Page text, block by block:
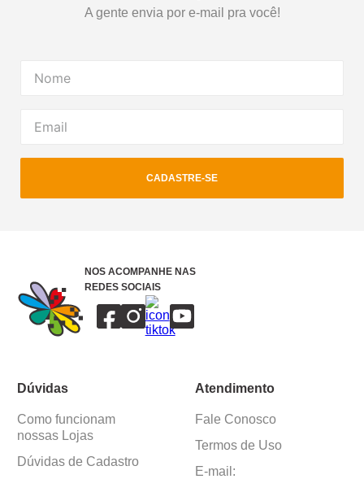
A gente envia por e-mail pra você!
CADASTRE-SE
NOS ACOMPANHE NAS
REDES SOCIAIS
Dúvidas
Como funcionam
nossas Lojas
Dúvidas de Cadastro
Atendimento
Fale Conosco
Termos de Uso
E-mail: